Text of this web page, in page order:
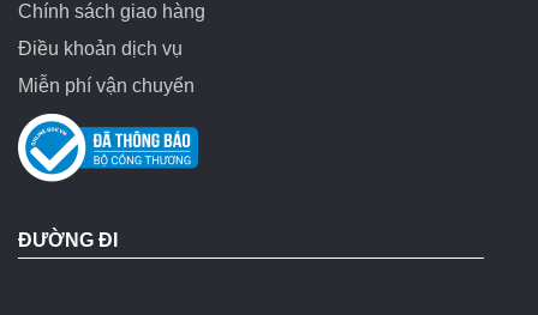
Chính sách giao hàng
Điều khoản dịch vụ
Miễn phí vận chuyển
ĐƯỜNG ĐI